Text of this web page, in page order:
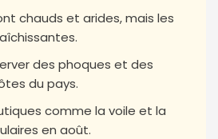
chauds et arides, mais les
des phoques et des
du pays.
comme la voile et la
en août.